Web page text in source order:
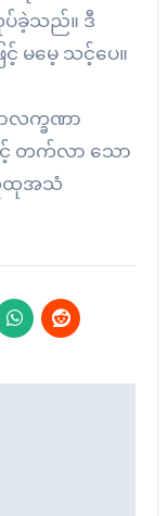
ပ်ခဲ့သည်။ ဒီ
မမေ့ သင့်ပေ။
က္ခဏာ
တက်လာ သော
ထုအသံ